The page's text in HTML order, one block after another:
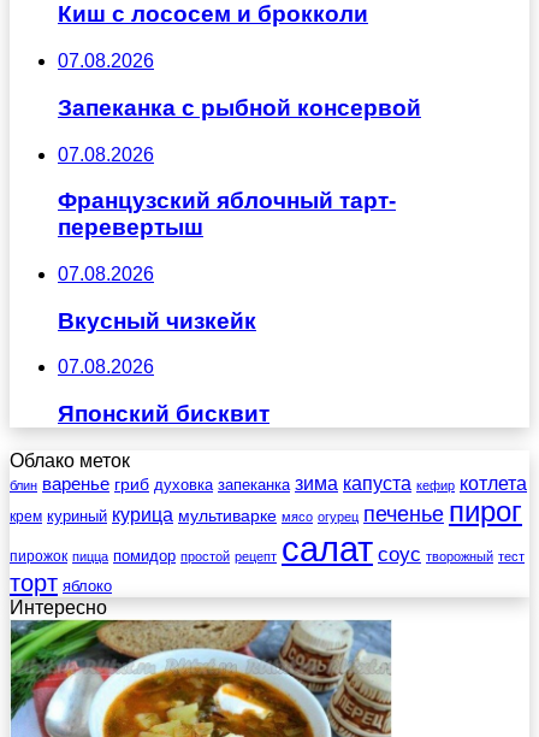
Киш с лососем и брокколи
07.08.2026
Запеканка с рыбной консервой
07.08.2026
Французский яблочный тарт-
перевертыш
07.08.2026
Вкусный чизкейк
07.08.2026
Японский бисквит
Облако меток
блин варенье гриб духовка запеканка зима капуста кефир котлета
крем куриный курица мультиварке мясо огурец печенье пирог
пирожок пицца помидор простой рецепт салат соус творожный тест
торт яблоко
Интересно